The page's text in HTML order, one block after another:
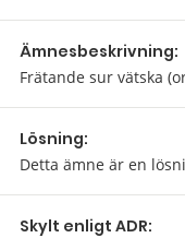
Ämnes­beskrivning:
Frätande sur vätska
Lösning:
Detta ämne är en
Skylt enligt ADR: